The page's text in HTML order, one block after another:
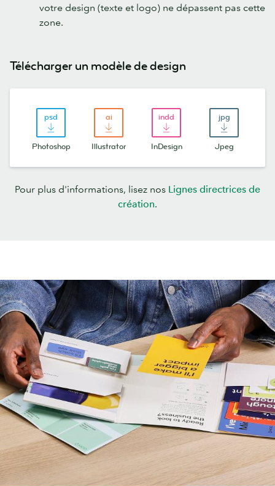
votre design (texte et logo) ne dépassent pas cette
zone.
Télécharger un modèle de design
Photoshop Illustrator InDesign Jpeg
Pour plus d'informations, lisez nos Lignes directrices de
création.